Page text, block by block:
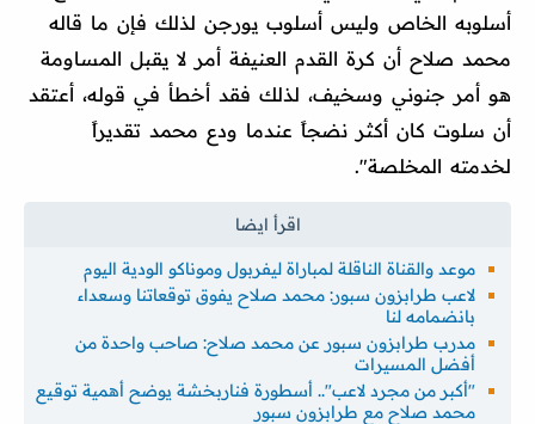
أسلوبه الخاص وليس أسلوب يورجن لذلك فإن ما قاله
محمد صلاح أن كرة القدم العنيفة أمر لا يقبل المساومة
هو أمر جنوني وسخيف، لذلك فقد أخطأ في قوله، أعتقد
أن سلوت كان أكثر نضجاً عندما ودع محمد تقديراً
لخدمته المخلصة".
موعد والقناة الناقلة لمباراة ليفربول وموناكو الودية اليوم
لاعب طرابزون سبور: محمد صلاح يفوق توقعاتنا وسعداء
بانضمامه لنا
مدرب طرابزون سبور عن محمد صلاح: صاحب واحدة من
أفضل المسيرات
"أكبر من مجرد لاعب".. أسطورة فناربخشة يوضح أهمية توقيع
محمد صلاح مع طرابزون سبور